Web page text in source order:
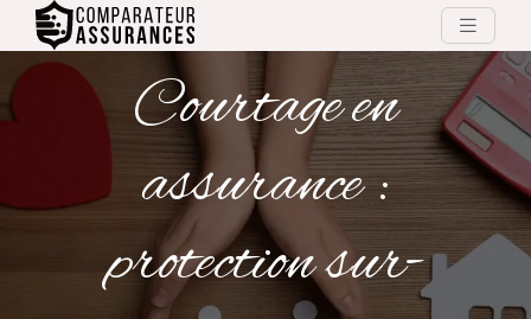
Courtage en
assurance :
protection sur-